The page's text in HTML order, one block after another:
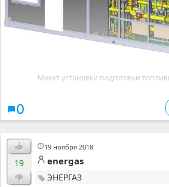
Макет установки подготовки
0
19 ноября 2018
19 energas
ЭНЕРГАЗ